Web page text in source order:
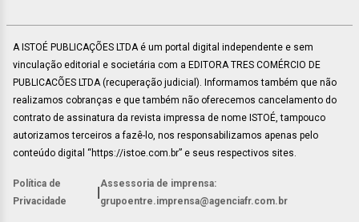
A ISTOÉ PUBLICAÇÕES LTDA é um portal digital independente e sem
vinculação editorial e societária com a EDITORA TRES COMÉRCIO DE
PUBLICACÕES LTDA (recuperação judicial). Informamos também que não
realizamos cobranças e que também não oferecemos cancelamento do
contrato de assinatura da revista impressa de nome ISTOÉ, tampouco
autorizamos terceiros a fazê-lo, nos responsabilizamos apenas pelo
conteúdo digital “https://istoe.com.br” e seus respectivos sites.
Política de
Privacidade
Assessoria de imprensa:
grupoentre.imprensa@agenciafr.com.br